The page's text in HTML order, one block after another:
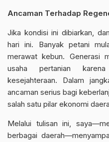
Ancaman Terhadap
Jika kondisi ini dibiarkan,
hari ini. Banyak petani
merawat kebun. Generasi
usaha pertanian
kesejahteraan. Dalam
ancaman serius bagi
salah satu pilar ekonomi
Melalui tulisan ini,
berbagai